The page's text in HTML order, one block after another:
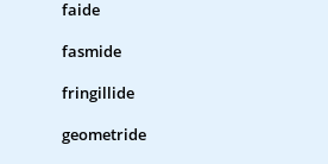
faide
fasmide
fringillide
geometride